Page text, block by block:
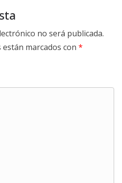
no será publicada.
marcados con *